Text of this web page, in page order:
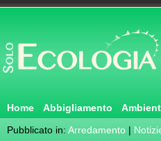
Home Abbigliamento
Pubblicato in: Arredamento |